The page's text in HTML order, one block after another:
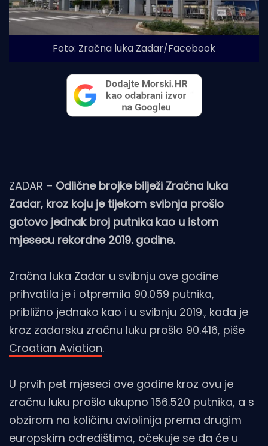
Foto: Zračna luka Zadar/Facebook
ZADAR – Odlične brojke bilježi Zračna luka
Zadar, kroz koju je tijekom svibnja prošlo
gotovo jednak broj putnika kao u istom
mjesecu rekordne 2019. godine.
Zračna luka Zadar u svibnju ove godine
prihvatila je i otpremila 90.059 putnika,
približno jednako kao i u svibnju 2019., kada je
kroz zadarsku zračnu luku prošlo 90.416, piše
Croatian Aviation.
U prvih pet mjeseci ove godine kroz ovu je
zračnu luku prošlo ukupno 156.520 putnika, a s
obzirom na količinu aviolinija prema drugim
europskim odredištima, očekuje se da će u